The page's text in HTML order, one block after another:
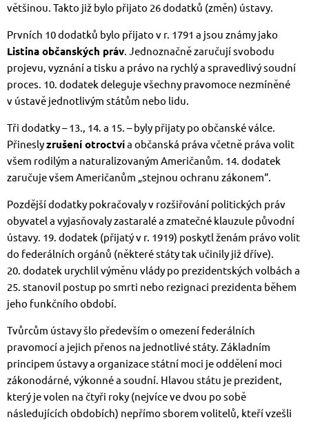
většinou. Takto již bylo přijato 26 dodatků (změn) ústavy.
Prvních 10 dodatků bylo přijato v r. 1791 a jsou známy jako
Listina občanských práv. Jednoznačně zaručují svobodu
projevu, vyznání a tisku a právo na rychlý a spravedlivý soudní
proces. 10. dodatek deleguje všechny pravomoce nezmíněné
v ústavě jednotlivým státům nebo lidu.
Tři dodatky – 13., 14. a 15. – byly přijaty po občanské válce.
Přineslyzrušení otroctvía občanská práva včetně práva volit
všem rodilým a naturalizovaným Američanům. 14. dodatek
zaručuje všem Američanům „stejnou ochranu zákonem“.
Pozdější dodatky pokračovaly v rozšiřování politických práv
obyvatel a vyjasňovaly zastaralé a zmatečné klauzule původní
ústavy. 19. dodatek (přijatý v r. 1919) poskytl ženám právo volit
do federálních orgánů (některé státy tak učinily již dříve).
20. dodatek urychlil výměnu vlády po prezidentských volbách a
25. stanovil postup po smrti nebo rezignaci prezidenta během
jeho funkčního období.
Tvůrcům ústavy šlo především o omezení federálních
pravomocí a jejich přenos na jednotlivé státy. Základním
principem ústavy a organizace státní moci je oddělení moci
zákonodárné, výkonné a soudní. Hlavou státu je prezident,
který je volen na čtyři roky (nejvíce ve dvou po sobě
následujících obdobích) nepřímo sborem volitelů, kteří vzešli